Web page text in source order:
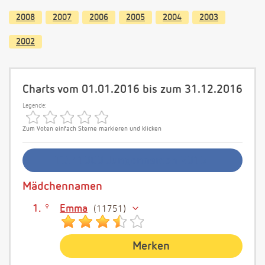
2008 2007 2006 2005 2004 2003
2002
Charts vom 01.01.2016 bis zum 31.12.2016
Legende:
Zum Voten einfach Sterne markieren und klicken
Mädchennamen
Emma 11751
Merken